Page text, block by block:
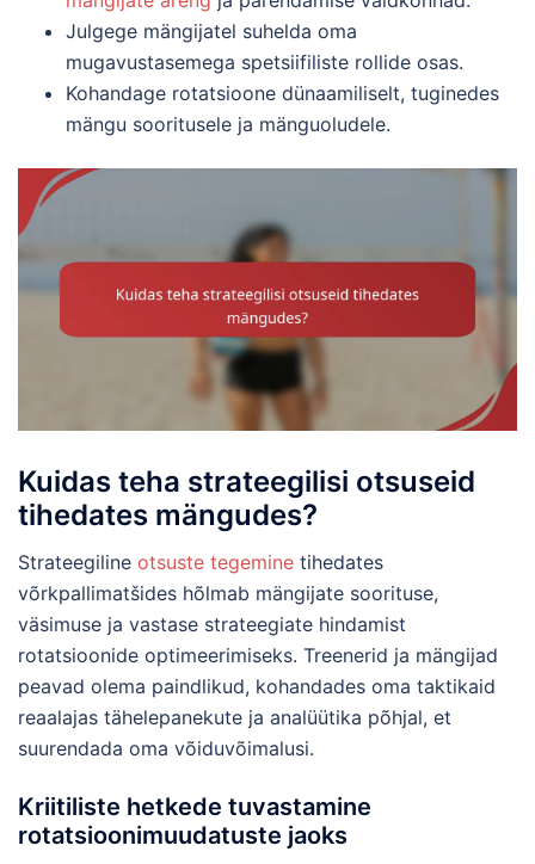
Julgege mängijatel suhelda oma
mugavustasemega spetsiifiliste rollide osas.
Kohandage rotatsioone dünaamiliselt, tuginedes
mängu sooritusele ja mänguoludele.
Kuidas teha strateegilisi otsuseid
tihedates mängudes?
Strateegiline otsuste tegemine tihedates
võrkpallimatšides hõlmab mängijate soorituse,
väsimuse ja vastase strateegiate hindamist
rotatsioonide optimeerimiseks. Treenerid ja mängijad
peavad olema paindlikud, kohandades oma taktikaid
reaalajas tähelepanekute ja analüütika põhjal, et
suurendada oma võiduvõimalusi.
Kriitiliste hetkede tuvastamine
rotatsioonimuudatuste jaoks